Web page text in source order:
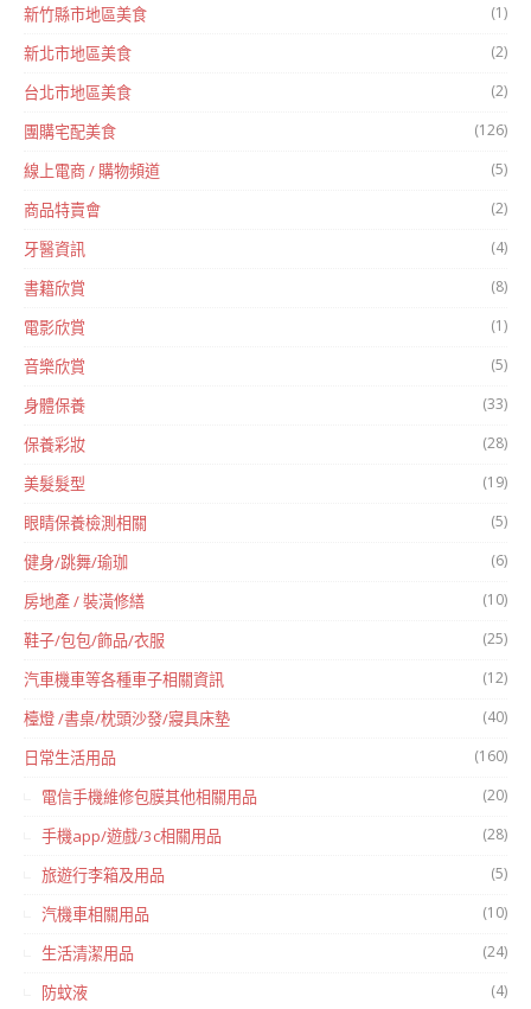
新竹縣市地區美食 (1)
新北市地區美食 (2)
台北市地區美食 (2)
團購宅配美食 (126)
線上電商 / 購物頻道 (5)
商品特賣會 (2)
牙醫資訊 (4)
書籍欣賞 (8)
電影欣賞 (1)
音樂欣賞 (5)
身體保養 (33)
保養彩妝 (28)
美髮髮型 (19)
眼睛保養檢測相關 (5)
健身/跳舞/瑜珈 (6)
房地產 / 裝潢修繕 (10)
鞋子/包包/飾品/衣服 (25)
汽車機車等各種車子相關資訊 (12)
檯燈 /書桌/枕頭沙發/寢具床墊 (40)
日常生活用品 (160)
電信手機維修包膜其他相關用品 (20)
手機app/遊戲/3c相關用品 (28)
旅遊行李箱及用品 (5)
汽機車相關用品 (10)
生活清潔用品 (24)
防蚊液 (4)